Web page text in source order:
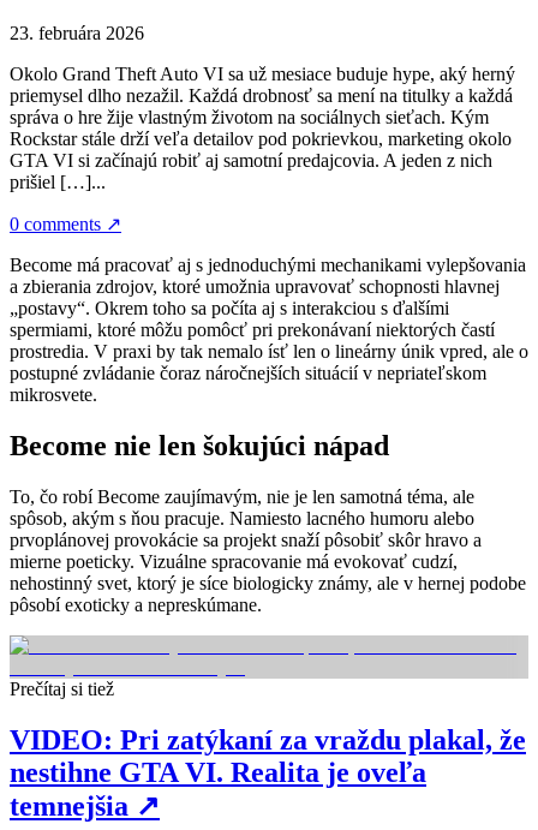
23. februára 2026
Okolo Grand Theft Auto VI sa už mesiace buduje hype, aký herný
priemysel dlho nezažil. Každá drobnosť sa mení na titulky a každá
správa o hre žije vlastným životom na sociálnych sieťach. Kým
Rockstar stále drží veľa detailov pod pokrievkou, marketing okolo
GTA VI si začínajú robiť aj samotní predajcovia. A jeden z nich
prišiel […]...
0 comments ↗
Become má pracovať aj s jednoduchými mechanikami vylepšovania
a zbierania zdrojov, ktoré umožnia upravovať schopnosti hlavnej
„postavy“. Okrem toho sa počíta aj s interakciou s ďalšími
spermiami, ktoré môžu pomôcť pri prekonávaní niektorých častí
prostredia. V praxi by tak nemalo ísť len o lineárny únik vpred, ale o
postupné zvládanie čoraz náročnejších situácií v nepriateľskom
mikrosvete.
Become nie len šokujúci nápad
To, čo robí Become zaujímavým, nie je len samotná téma, ale
spôsob, akým s ňou pracuje. Namiesto lacného humoru alebo
prvoplánovej provokácie sa projekt snaží pôsobiť skôr hravo a
mierne poeticky. Vizuálne spracovanie má evokovať cudzí,
nehostinný svet, ktorý je síce biologicky známy, ale v hernej podobe
pôsobí exoticky a nepreskúmane.
Prečítaj si tiež
VIDEO: Pri zatýkaní za vraždu plakal, že
nestihne GTA VI. Realita je oveľa
temnejšia ↗